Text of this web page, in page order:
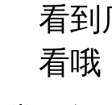
看到
看哦